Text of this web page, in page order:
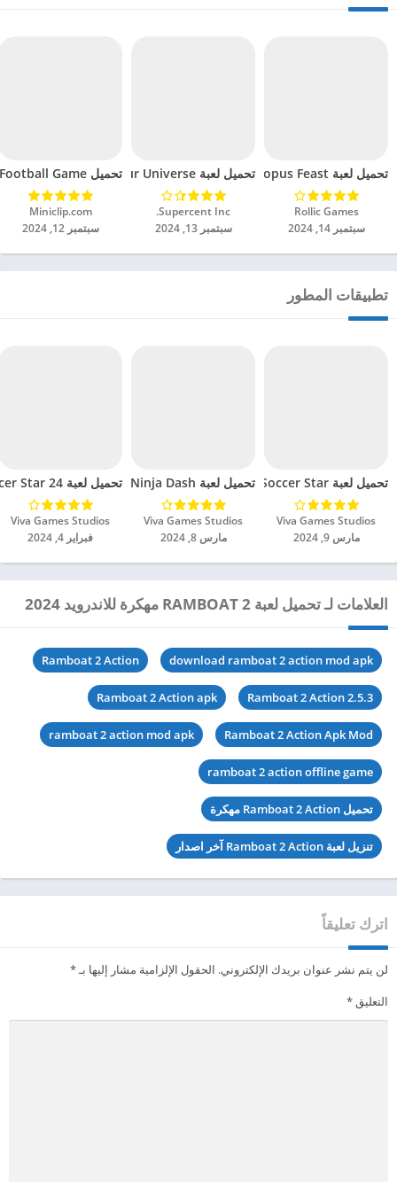
تحميل لعبة Octopus Feast مهكرة للاندرويد 2024
Rollic Games‏
سبتمبر 14, 2024
تحميل لعبة Dinosaur Universe مهكرة للاندرويد 2024
Supercent Inc.‏
سبتمبر 13, 2024
تحميل Soccer Hero PvP Football Game مهكرة للاندرويد 2024
Miniclip.com‏
سبتمبر 12, 2024
تطبيقات المطور
تحميل لعبة Mini Soccer Star مهكرة للاندرويد 2024
Viva Games Studios‏
مارس 9, 2024
تحميل لعبة Ninja Dash مهكرة للاندرويد 2024
Viva Games Studios‏
مارس 8, 2024
تحميل لعبة Soccer Star 24 مهكرة للاندرويد 2024
Viva Games Studios‏
فبراير 4, 2024
العلامات لـ تحميل لعبة RAMBOAT 2 مهكرة للاندرويد 2024
download ramboat 2 action mod apk
Ramboat 2 Action
Ramboat 2 Action 2.5.3
Ramboat 2 Action apk
Ramboat 2 Action Apk Mod
ramboat 2 action mod apk
ramboat 2 action offline game
تحميل Ramboat 2 Action مهكرة
تنزيل لعبة Ramboat 2 Action آخر اصدار
اترك تعليقاً
لن يتم نشر عنوان بريدك الإلكتروني. الحقول الإلزامية مشار إليها بـ*
التعليق*